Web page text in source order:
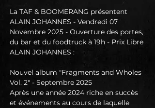
La TAF & BOOMERANG présentent
ALAIN JOHANNES - Vendredi 07
Novembre 2025 - Ouverture des portes,
du bar et du foodtruck à 19h - Prix Libre
ALAIN JOHANNES :
Nouvel album "Fragments and Wholes
Vol. 2" - Septembre 2025
Après une année 2024 riche en succès
et événements au cours de laquelle